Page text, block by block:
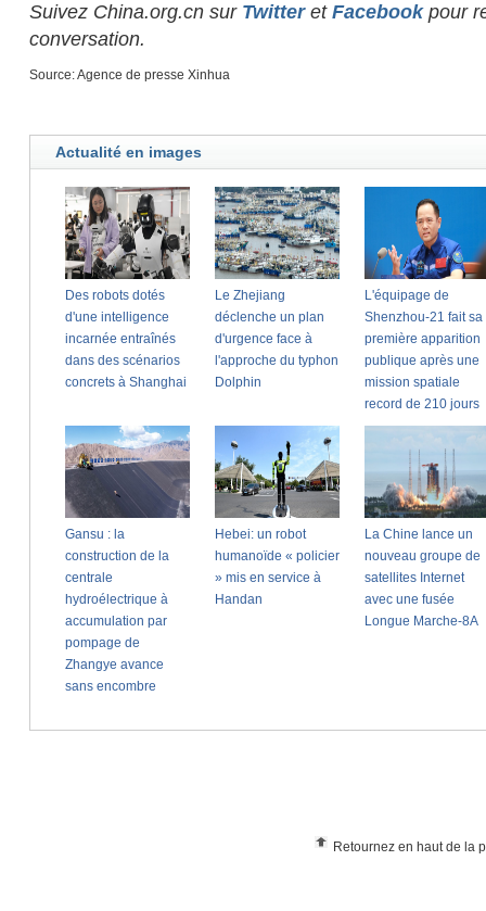
Suivez China.org.cn sur Twitteret Facebookpour
conversation.
Source: Agence de presse Xinhua
Retournez en haut de la